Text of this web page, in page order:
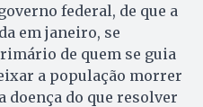
federal, de que a
em janeiro, se
de quem se guia
a população morrer
doença do que resolver